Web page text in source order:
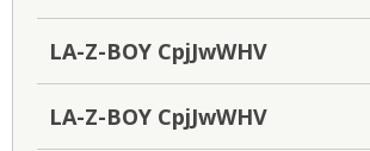
LA-Z-BOY CpjJwWHV
LA-Z-BOY CpjJwWHV